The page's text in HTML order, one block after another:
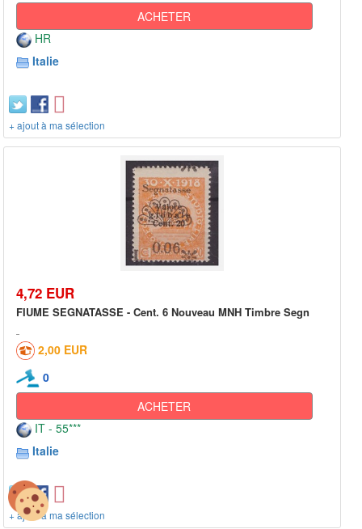
ACHETER
HR
Italie
+ ajout à ma sélection
4,72 EUR
FIUME SEGNATASSE - Cent. 6 Nouveau MNH Timbre Segn
2,00 EUR
0
ACHETER
IT - 55***
Italie
+ ajout à ma sélection